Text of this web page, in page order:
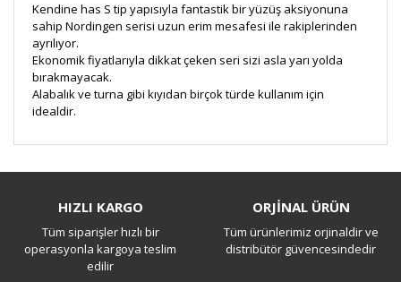
Kendine has S tip yapısıyla fantastik bir yüzüş aksiyonuna
sahip Nordingen serisi uzun erim mesafesi ile rakiplerinden
ayrılıyor.
Ekonomik fiyatlarıyla dikkat çeken seri sizi asla yarı yolda
bırakmayacak.
Alabalık ve turna gibi kıyıdan birçok türde kullanım için
idealdir.
Yorum Yaz
HIZLI KARGO
Tüm siparişler hızlı bir
operasyonla kargoya teslim
edilir
ORJİNAL ÜRÜN
Tüm ürünlerimiz orjinaldir ve
distribütör güvencesindedir